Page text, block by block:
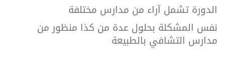
الدورة تشمل آراء من مدارس مختلفة
نفس المشكلة بحلول عدة من كذا منظور من
مدارس التشافي بالطبيعة